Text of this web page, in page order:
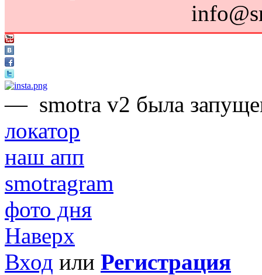
— smotra v2 была
локатор
наш апп
smotragram
фото дня
Наверх
Вход или Регистрация